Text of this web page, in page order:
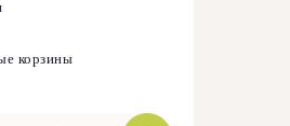
корзины